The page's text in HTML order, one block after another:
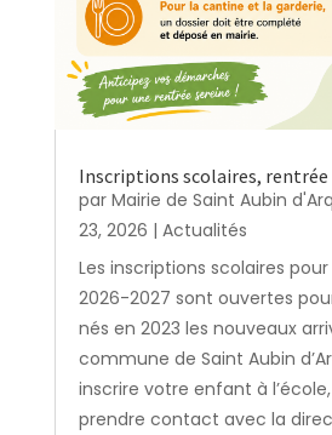
Inscriptions scolaires, rentrée
par Mairie de Saint Aubin
23, 2026 | Actualités
Les inscriptions scolaires
2026-2027 sont ouvertes
nés en 2023 les nouveaux
commune de Saint Aubin
inscrire votre enfant à
prendre contact avec la